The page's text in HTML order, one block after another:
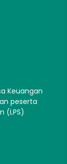
Keuangan
peserta
(LPS)